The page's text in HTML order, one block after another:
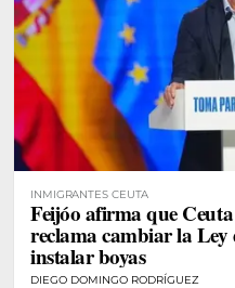
INMIGRANTES CEUTA
Feijóo afirma que
reclama cambiar la
instalar boyas
DIEGO DOMINGO RODRÍGUEZ